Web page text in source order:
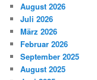
August 2026
Juli 2026
März 2026
Februar 2026
September 2025
August 2025